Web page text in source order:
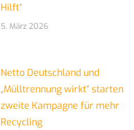
Hilft“
5. März 2026
Netto Deutschland und
„Mülltrennung wirkt“ starten
zweite Kampagne für mehr
Recycling